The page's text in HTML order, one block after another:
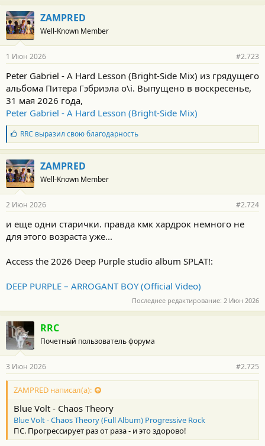
ZAMPRED
Well-Known Member
1 Июн 2026 #2.723
Peter Gabriel - A Hard Lesson (Bright-Side Mix) из грядущего
альбома Питера Гэбриэла o\i. Выпущено в воскресенье,
31 мая 2026 года,
Peter Gabriel - A Hard Lesson (Bright-Side Mix)
Б
л
а
г
о
д
а
н
с
т
RRC выразил свою благодарность
ZAMPRED
Well-Known Member
2 Июн 2026 #2.724
и еще одни старички. правда кмк хардрок немного не
для этого возраста уже...
Access the 2026 Deep Purple studio album SPLAT!:
DEEP PURPLE – ARROGANT BOY (Official Video)
Последнее редактирование: 2 Июн 2026
RRC
Почетный пользователь форума
3 Июн 2026 #2.725
ZAMPRED написал(а):
Blue Volt - Chaos Theory
Blue Volt - Chaos Theory (Full Album) Progressive Rock
ПС. Прогрессирует раз от раза - и это здорово!